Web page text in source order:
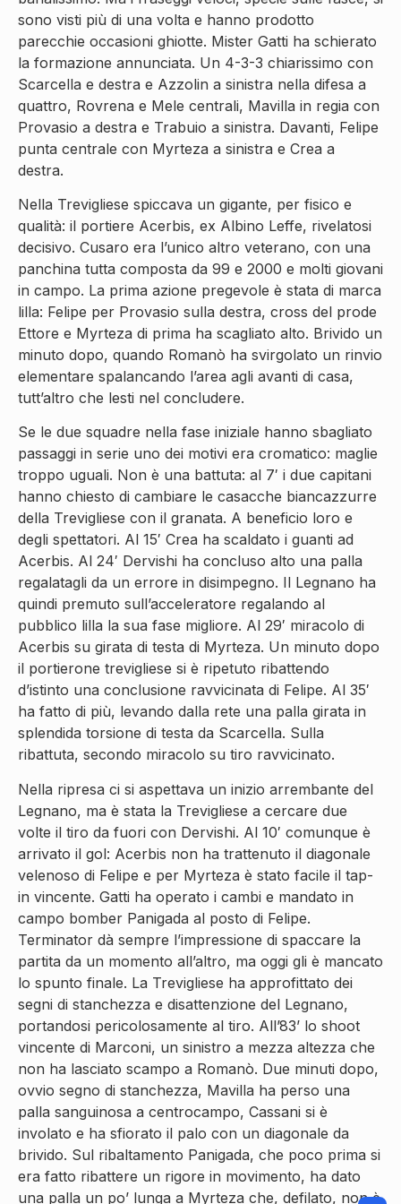
sono visti più di una volta e hanno prodotto
parecchie occasioni ghiotte. Mister Gatti ha schierato
la formazione annunciata. Un 4-3-3 chiarissimo con
Scarcella e destra e Azzolin a sinistra nella difesa a
quattro, Rovrena e Mele centrali, Mavilla in regia con
Provasio a destra e Trabuio a sinistra. Davanti, Felipe
punta centrale con Myrteza a sinistra e Crea a
destra.
Nella Trevigliese spiccava un gigante, per fisico e
qualità: il portiere Acerbis, ex Albino Leffe, rivelatosi
decisivo. Cusaro era l’unico altro veterano, con una
panchina tutta composta da 99 e 2000 e molti giovani
in campo. La prima azione pregevole è stata di marca
lilla: Felipe per Provasio sulla destra, cross del prode
Ettore e Myrteza di prima ha scagliato alto. Brivido un
minuto dopo, quando Romanò ha svirgolato un rinvio
elementare spalancando l’area agli avanti di casa,
tutt’altro che lesti nel concludere.
Se le due squadre nella fase iniziale hanno sbagliato
passaggi in serie uno dei motivi era cromatico: maglie
troppo uguali. Non è una battuta: al 7′ i due capitani
hanno chiesto di cambiare le casacche biancazzurre
della Trevigliese con il granata. A beneficio loro e
degli spettatori. Al 15′ Crea ha scaldato i guanti ad
Acerbis. Al 24′ Dervishi ha concluso alto una palla
regalatagli da un errore in disimpegno. Il Legnano ha
quindi premuto sull’acceleratore regalando al
pubblico lilla la sua fase migliore. Al 29′ miracolo di
Acerbis su girata di testa di Myrteza. Un minuto dopo
il portierone trevigliese si è ripetuto ribattendo
d’istinto una conclusione ravvicinata di Felipe. Al 35′
ha fatto di più, levando dalla rete una palla girata in
splendida torsione di testa da Scarcella. Sulla
ribattuta, secondo miracolo su tiro ravvicinato.
Nella ripresa ci si aspettava un inizio arrembante del
Legnano, ma è stata la Trevigliese a cercare due
volte il tiro da fuori con Dervishi. Al 10′ comunque è
arrivato il gol: Acerbis non ha trattenuto il diagonale
velenoso di Felipe e per Myrteza è stato facile il tap-
in vincente. Gatti ha operato i cambi e mandato in
campo bomber Panigada al posto di Felipe.
Terminator dà sempre l’impressione di spaccare la
partita da un momento all’altro, ma oggi gli è mancato
lo spunto finale. La Trevigliese ha approfittato dei
segni di stanchezza e disattenzione del Legnano,
portandosi pericolosamente al tiro. All’83’ lo shoot
vincente di Marconi, un sinistro a mezza altezza che
non ha lasciato scampo a Romanò. Due minuti dopo,
ovvio segno di stanchezza, Mavilla ha perso una
palla sanguinosa a centrocampo, Cassani si è
involato e ha sfiorato il palo con un diagonale da
brivido. Sul ribaltamento Panigada, che poco prima si
era fatto ribattere un rigore in movimento, ha dato
una palla un po’ lunga a Myrteza che, defilato, non è